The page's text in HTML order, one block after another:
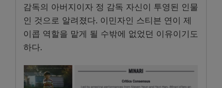
감독의 아버지이자 정 감독 자신이 투영된 인물
인 것으로 알려졌다. 이민자인 스티븐 연이 제
이콥 역할을 맡게 될 수밖에 없었던 이유이기도
하다.